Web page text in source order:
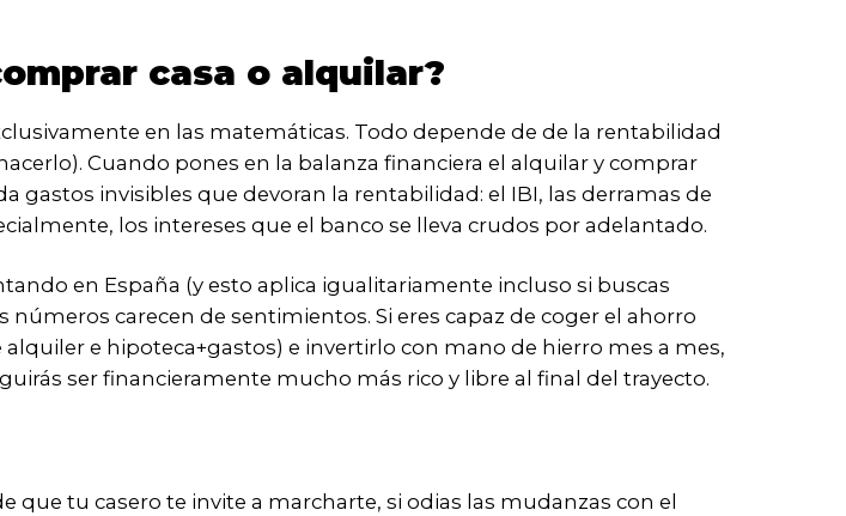
casa o alquilar?
en las matemáticas. Todo depende de de la rentabilidad
Cuando pones en la balanza financiera el alquilar y comprar
gastos invisibles que devoran la rentabilidad: el IBI, las derramas de
los intereses que el banco se lleva crudos por adelantado.
en España (y esto aplica igualitariamente incluso si buscas
carecen de sentimientos. Si eres capaz de coger el ahorro
e hipoteca+gastos) e invertirlo con mano de hierro mes a mes,
ser financieramente mucho más rico y libre al final del trayecto.
que tu casero te invite a marcharte, si odias las mudanzas con el